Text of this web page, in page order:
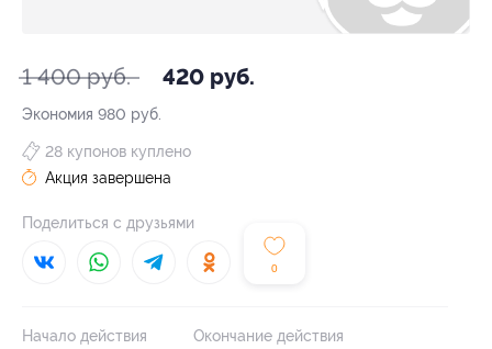
1 400 руб. 420 руб.
Экономия 980 руб.
0
28 купонов куплено
Акция завершена
Поделиться с друзьями
Начало действия Окончание действия